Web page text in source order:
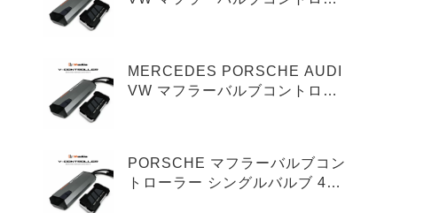
MERCEDES PORSCHE AUDI
VW マフラーバルブコントロー
PORSCHE マフラーバルブコン
トローラー シングルバルブ 4ピ